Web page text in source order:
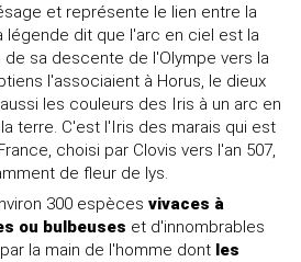
et représente le lien entre la
légende dit que l'arc en ciel est la
sa descente de l'Olympe vers la
l'associaient à Horus, le dieux
les couleurs des Iris à un arc en
terre. C'est l'Iris des marais qui est
choisi par Clovis vers l'an 507,
de fleur de lys.
300 espèces vivaces à
ou bulbeuses et d'innombrables
la main de l'homme dont les